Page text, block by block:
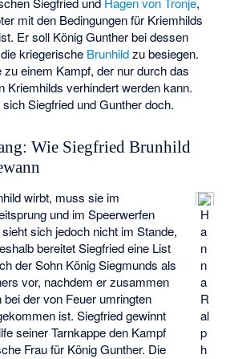
mit den Bedingungen für Kriemhilds
Er soll König Gunther bei dessen
kriegerische Brunhildzu besiegen.
einem Kampf, der nur durch das
Kriemhilds verhindert werden kann.
Siegfried und Gunther doch.
Wie Siegfried Brunhild
H
a
n
n
a
R
al
p
h
wirbt, muss sie im
und im Speerwerfen
sich jedoch nicht im Stande,
bereitet Siegfried eine List
der Sohn König Siegmunds als
vor, nachdem er zusammen
bei der von Feuer umringten
ist. Siegfried gewinnt
seiner Tarnkappe den Kampf
Frau für König Gunther. Die